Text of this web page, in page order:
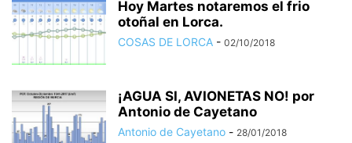
Hoy Martes notaremos el frio
otoñal en Lorca.
COSAS DE LORCA - 02/10/2018
¡AGUA SI, AVIONETAS NO! por
Antonio de Cayetano
Antonio de Cayetano - 28/01/2018